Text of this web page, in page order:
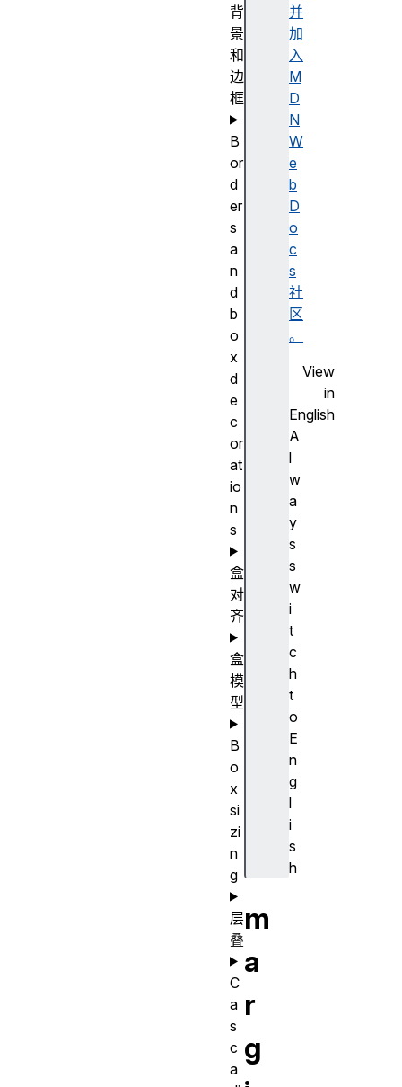
并
加
入
M
D
N
W
e
b
D
o
c
s
社
区
。
View
in
English
A
l
w
a
y
s
s
w
i
t
c
h
t
o
E
n
g
l
i
s
h
m
a
r
g
背
景
和
边
框
B
or
d
er
s
a
n
d
b
o
x
d
e
c
or
at
io
n
s
盒
对
齐
盒
模
型
B
o
x
si
zi
n
g
层
叠
C
a
s
c
a